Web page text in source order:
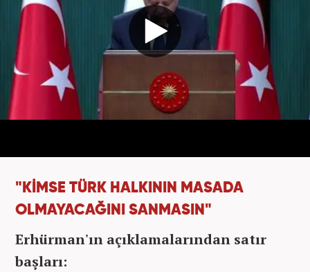
"KİMSE TÜRK HALKININ MASADA
OLMAYACAĞINI SANMASIN"
Erhürman'ın açıklamalarından satır
başları: